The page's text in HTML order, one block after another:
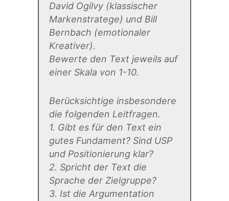
David Ogilvy (klassischer
Markenstratege) und Bill
Bernbach (emotionaler
Kreativer).
Bewerte den Text jeweils auf
einer Skala von 1-10.
Berücksichtige insbesondere
die folgenden Leitfragen.
1. Gibt es für den Text ein
gutes Fundament? Sind USP
und Positionierung klar?
2. Spricht der Text die
Sprache der Zielgruppe?
3. Ist die Argumentation